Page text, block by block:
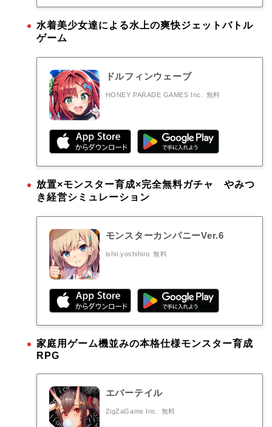
水着美少女達による水上の爽快ジェットバトル
ゲーム
ドルフィンウェーブ
HONEY PARADE GAMES Inc. 無料
放置×モンスター育成×完全無料ガチャ やみつ
き経営シミュレーション
モンスターカンパニーVer.6
ishii yoshihiro 無料
家庭用ゲーム機並みの本格仕様モンスター育成
RPG
エバーテイル
ZigZaGame Inc. 無料